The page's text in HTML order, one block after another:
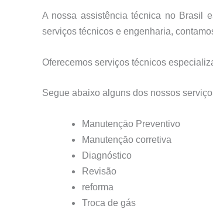
A nossa assistência técnica no Brasil
serviços técnicos e engenharia,
Oferecemos serviços técnicos
Segue abaixo alguns dos nossos
Manutençāo Preventivo
Manutençāo corretiva
Diagnóstico
Revisão
reforma
Troca de gás